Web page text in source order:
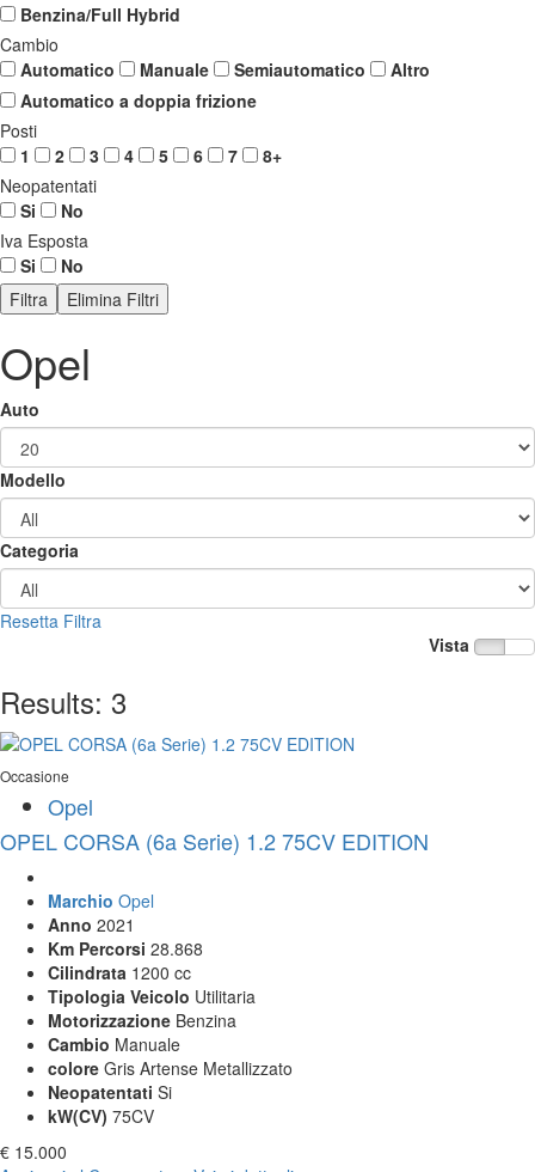
Benzina/Full Hybrid
Cambio
Automatico
Manuale Semiautomatico
Altro
Automatico a doppia frizione
Posti
1
2 3 4 5 6 7
8+
Neopatentati
Si
No
Iva Esposta
Si
No
Opel
Auto
Modello
Categoria
Resetta Filtra
Vista
Results: 3
Occasione
Opel
OPEL CORSA (6a Serie) 1.2 75CV EDITION
Marchio Opel
Anno 2021
Km Percorsi 28.868
Cilindrata 1200 cc
Tipologia Veicolo Utilitaria
Motorizzazione Benzina
Cambio Manuale
colore Gris Artense Metallizzato
Neopatentati Si
kW(CV) 75CV
€ 15.000